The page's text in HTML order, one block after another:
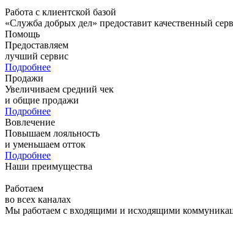
Работа с клиентской базой
«Служба добрых дел» предоставит качественный
Помощь
Предоставляем
лучший сервис
Подробнее
Продажи
Увеличиваем средний чек
и общие продажи
Подробнее
Вовлечение
Повышаем лояльность
и уменьшаем отток
Подробнее
Наши преимущества
Работаем
во всех каналах
Мы работаем с входящими и исходящими